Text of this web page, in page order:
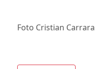
Foto Cristian Carrara